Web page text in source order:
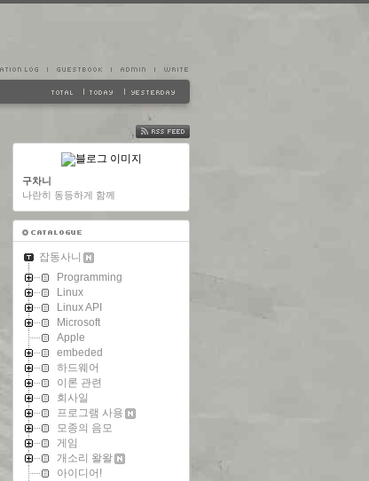
FEED
구차니
나란히 동등하게 함께
잡동사니
Programming
Linux
Linux API
Microsoft
Apple
embeded
하드웨어
이론 관련
회사일
프로그램 사용
모종의 음모
게임
개소리 왈왈
아이디어!